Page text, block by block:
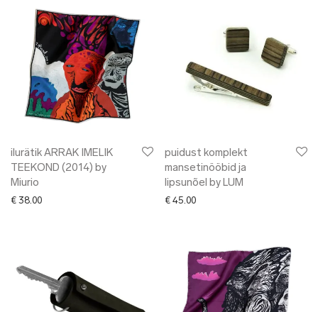
ilurätik ARRAK IMELIK
TEEKOND (2014) by
Miurio
€ 38.00
puidust komplekt
mansetinööbid ja
lipsunõel by LUM
€ 45.00